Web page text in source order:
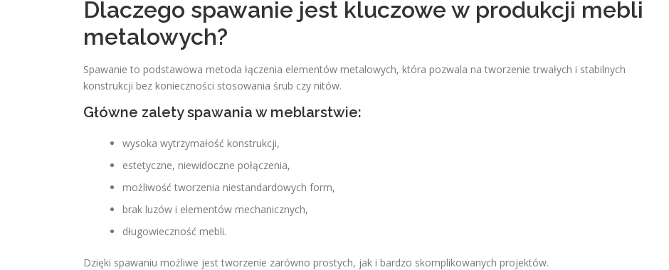
Dlaczego spawanie jest kluczowe w produkcji mebli
metalowych?
Spawanie to podstawowa metoda łączenia elementów metalowych, która pozwala na tworzenie trwałych i stabilnych
konstrukcji bez konieczności stosowania śrub czy nitów.
Główne zalety spawania w meblarstwie:
wysoka wytrzymałość konstrukcji,
estetyczne, niewidoczne połączenia,
możliwość tworzenia niestandardowych form,
brak luzów i elementów mechanicznych,
długowieczność mebli.
Dzięki spawaniu możliwe jest tworzenie zarówno prostych, jak i bardzo skomplikowanych projektów.